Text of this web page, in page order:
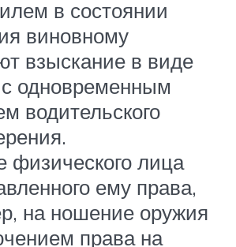
в состоянии
виновному
взыскание в виде
одновременным
водительского
лица
ему права,
на ношение оружия
права на